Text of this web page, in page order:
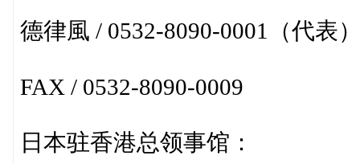
德律風 / 0532-8090-0001（代表
FAX / 0532-8090-0009
日本驻香港总领事馆：